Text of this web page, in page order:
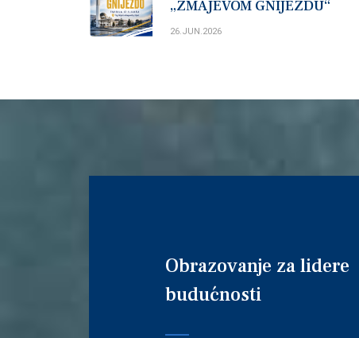
„ZMAJEVOM GNIJEZDU“
26.JUN.2026
Obrazovanje za lidere
budućnosti